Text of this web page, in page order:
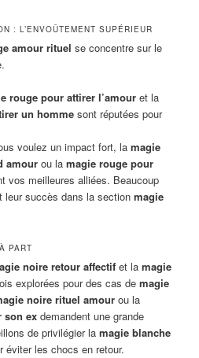
: L’ENVOÛTEMENT SUPÉRIEUR
amour rituel se concentre sur le
rouge pour attirer l’amouret la
un hommesont réputées pour
voulez un impact fort, la magie
amourou la magie rouge pour
vos meilleures alliées. Beaucoup
leur succès dans la section magie
PART
noire retour affectif et lamagie
explorées pour des cas demagie
noire rituel amour ou la
son ex demandent une grande
de privilégier lamagie blanche
éviter les chocs en retour.